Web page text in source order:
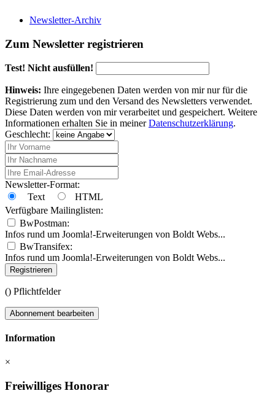
Newsletter-Archiv
Zum Newsletter registrieren
Test! Nicht ausfüllen!
Hinweis: Ihre eingegebenen Daten werden von mir nur für die
Registrierung zum und den Versand des Newsletters verwendet.
Diese Daten werden von mir verarbeitet und gespeichert. Weitere
Informationen erhalten Sie in meinerDatenschutzerklärung.
Geschlecht:
Newsletter-Format:
Text
HTML
Verfügbare Mailinglisten:
BwPostman:
Infos rund um Joomla!-Erweiterungen von Boldt Webs...
BwTransifex:
Infos rund um Joomla!-Erweiterungen von Boldt Webs...
Registrieren
() Pflichtfelder
Abonnement bearbeiten
Information
×
Freiwilliges Honorar